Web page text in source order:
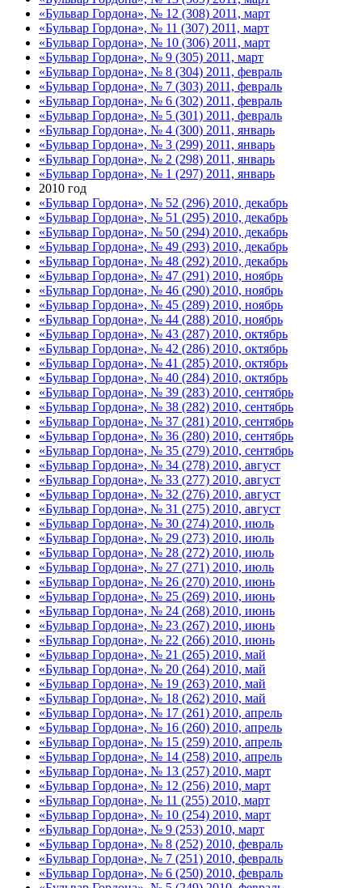
«Бульвар Гордона», № 12 (308) 2011, март
«Бульвар Гордона», № 11 (307) 2011, март
«Бульвар Гордона», № 10 (306) 2011, март
«Бульвар Гордона», № 9 (305) 2011, март
«Бульвар Гордона», № 8 (304) 2011, февраль
«Бульвар Гордона», № 7 (303) 2011, февраль
«Бульвар Гордона», № 6 (302) 2011, февраль
«Бульвар Гордона», № 5 (301) 2011, февраль
«Бульвар Гордона», № 4 (300) 2011, январь
«Бульвар Гордона», № 3 (299) 2011, январь
«Бульвар Гордона», № 2 (298) 2011, январь
«Бульвар Гордона», № 1 (297) 2011, январь
2010 год
«Бульвар Гордона», № 52 (296) 2010, декабрь
«Бульвар Гордона», № 51 (295) 2010, декабрь
«Бульвар Гордона», № 50 (294) 2010, декабрь
«Бульвар Гордона», № 49 (293) 2010, декабрь
«Бульвар Гордона», № 48 (292) 2010, декабрь
«Бульвар Гордона», № 47 (291) 2010, ноябрь
«Бульвар Гордона», № 46 (290) 2010, ноябрь
«Бульвар Гордона», № 45 (289) 2010, ноябрь
«Бульвар Гордона», № 44 (288) 2010, ноябрь
«Бульвар Гордона», № 43 (287) 2010, октябрь
«Бульвар Гордона», № 42 (286) 2010, октябрь
«Бульвар Гордона», № 41 (285) 2010, октябрь
«Бульвар Гордона», № 40 (284) 2010, октябрь
«Бульвар Гордона», № 39 (283) 2010, сентябрь
«Бульвар Гордона», № 38 (282) 2010, сентябрь
«Бульвар Гордона», № 37 (281) 2010, сентябрь
«Бульвар Гордона», № 36 (280) 2010, сентябрь
«Бульвар Гордона», № 35 (279) 2010, сентябрь
«Бульвар Гордона», № 34 (278) 2010, август
«Бульвар Гордона», № 33 (277) 2010, август
«Бульвар Гордона», № 32 (276) 2010, август
«Бульвар Гордона», № 31 (275) 2010, август
«Бульвар Гордона», № 30 (274) 2010, июль
«Бульвар Гордона», № 29 (273) 2010, июль
«Бульвар Гордона», № 28 (272) 2010, июль
«Бульвар Гордона», № 27 (271) 2010, июль
«Бульвар Гордона», № 26 (270) 2010, июнь
«Бульвар Гордона», № 25 (269) 2010, июнь
«Бульвар Гордона», № 24 (268) 2010, июнь
«Бульвар Гордона», № 23 (267) 2010, июнь
«Бульвар Гордона», № 22 (266) 2010, июнь
«Бульвар Гордона», № 21 (265) 2010, май
«Бульвар Гордона», № 20 (264) 2010, май
«Бульвар Гордона», № 19 (263) 2010, май
«Бульвар Гордона», № 18 (262) 2010, май
«Бульвар Гордона», № 17 (261) 2010, апрель
«Бульвар Гордона», № 16 (260) 2010, апрель
«Бульвар Гордона», № 15 (259) 2010, апрель
«Бульвар Гордона», № 14 (258) 2010, апрель
«Бульвар Гордона», № 13 (257) 2010, март
«Бульвар Гордона», № 12 (256) 2010, март
«Бульвар Гордона», № 11 (255) 2010, март
«Бульвар Гордона», № 10 (254) 2010, март
«Бульвар Гордона», № 9 (253) 2010, март
«Бульвар Гордона», № 8 (252) 2010, февраль
«Бульвар Гордона», № 7 (251) 2010, февраль
«Бульвар Гордона», № 6 (250) 2010, февраль